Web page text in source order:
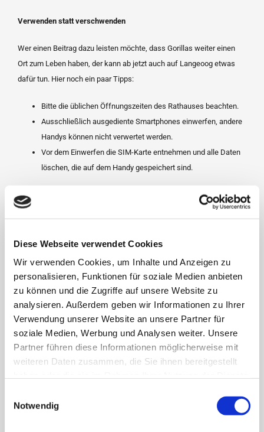
Diese Webseite verwendet Cookies
Wir verwenden Cookies, um Inhalte und Anzeigen zu
personalisieren, Funktionen für soziale Medien anbieten
zu können und die Zugriffe auf unsere Website zu
analysieren. Außerdem geben wir Informationen zu Ihrer
Verwendung unserer Website an unsere Partner für
soziale Medien, Werbung und Analysen weiter. Unsere
Partner führen diese Informationen möglicherweise mit
weiteren Daten zusammen, die Sie ihnen bereitgestellt
Notwendig
Verwenden statt verschwenden
Wer einen Beitrag dazu leisten möchte, dass Gorillas weiter einen
Ort zum Leben haben, der kann ab jetzt auch auf Langeoog etwas
dafür tun. Hier noch ein paar Tipps:
Bitte die üblichen Öffnungszeiten des Rathauses beachten.
Ausschließlich ausgediente Smartphones einwerfen, andere
Handys können nicht verwertet werden.
Vor dem Einwerfen die SIM-Karte entnehmen und alle Daten
löschen, die auf dem Handy gespeichert sind.
Sammelbox trägt einen Schriftzug und das Bildmotiv eines
Berggorillas. Graviert hat dies die Jugendwerkstatt der
Wildtiere beitragen, finden Sie hier.
http://www.berggorilla.org/de/helfen/handys/
|
Ähnliche Beiträge